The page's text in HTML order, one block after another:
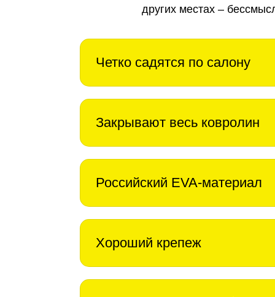
других местах –
Четко садятся по салону
Закрывают весь ковролин
Российский EVA-материал
Хороший крепеж